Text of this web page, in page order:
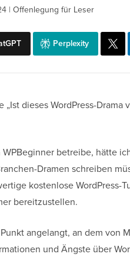
| Offenlegung für Leser
Perplexity
„Ist dieses WordPress-
betreibe, hätte
Dramen schreiben
kostenlose WordPress-
bereitzustellen.
angelangt, an dem von
und Ängste über